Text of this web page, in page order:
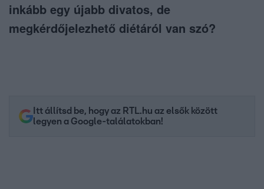
inkább egy újabb divatos, de
megkérdőjelezhető diétáról van szó?
Itt állítsd be, hogy az RTL.hu az elsők között
legyen a Google-találatokban!